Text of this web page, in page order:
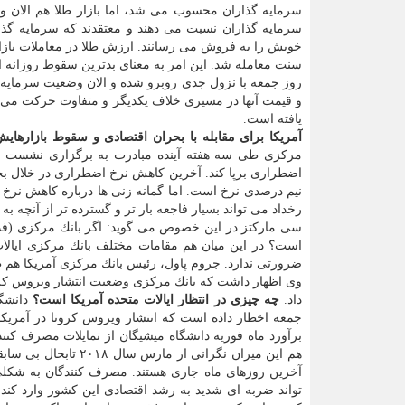
سرمایه گذاران محسوب می شد، اما بازار طلا هم الان
سرمایه گذاران نسبت می دهند و معتقدند كه سرمایه
سنت معامله شد. این امر به معنای بدترین سقوط روزانه ارزش طلا از
روز جمعه با نزول جدی روبرو شده و الان وضعیت
یافته است.
آمریكا برای مقابله با بحران اقتصادی و سقوط
مركزی طی سه هفته آینده مبادرت به برگزاری نشست
نیم درصدی نرخ است. اما گمانه زنی ها درباره كاهش نرخ
رخداد می تواند بسیار فاجعه بار تر و گسترده تر از آنچه
سی ماركتز در این خصوص می گوید: اگر بانك مركزی
است؟ در این میان هم مقامات مختلف بانك مركزی
ضرورتی ندارد. جروم پاول، رئیس بانك مركزی آمریكا هم
وی اظهار داشت كه بانك مركزی وضعیت انتشار ویروس
داد.چه چیزی در انتظار ایالات متحده آمریكا است؟
جمعه اخطار داده است كه انتشار ویروس كرونا در
برآورد ماه فوریه دانشگاه میشیگان از تمایلات مصرف
هم این میزان
آخرین روزهای ماه جاری هستند. مصرف كنندگان به
تواند ضربه ای شدید به رشد اقتصادی این كشور وارد